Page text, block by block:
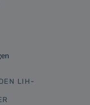
LIH-